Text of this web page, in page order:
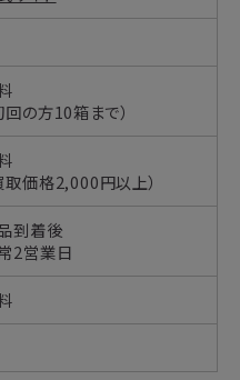
回の方10箱まで）
取価格2,000円以上）
到着後
2営業日